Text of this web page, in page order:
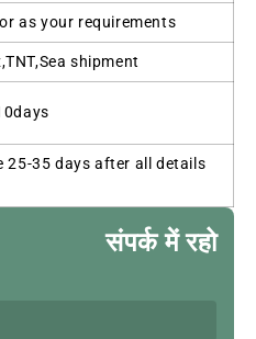
or as your requirements
,TNT,Sea shipment
25-35 days after all details
संपर्क में रहो